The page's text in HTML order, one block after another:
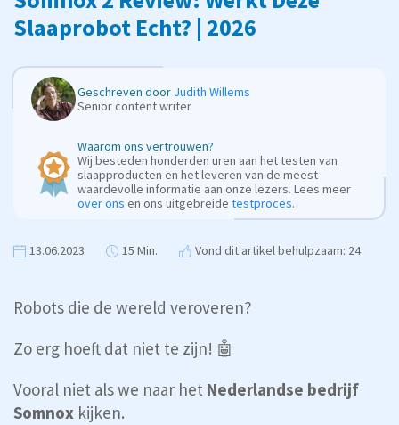
Slaaprobot Echt? | 2026
Geschreven door Judith Willems
Senior content writer
Waarom ons vertrouwen?
Wij besteden honderden uren aan het testen van
slaapproducten en het leveren van de meest
waardevolle informatie aan onze lezers. Lees meer
over ons en ons uitgebreide testproces.
13.06.2023 15 Min. Vond dit artikel behulpzaam: 24
Robots die de wereld veroveren?
Zo erg hoeft dat niet te zijn! 🤖
Vooral niet als we naar het Nederlandse bedrijf
Somnox kijken.